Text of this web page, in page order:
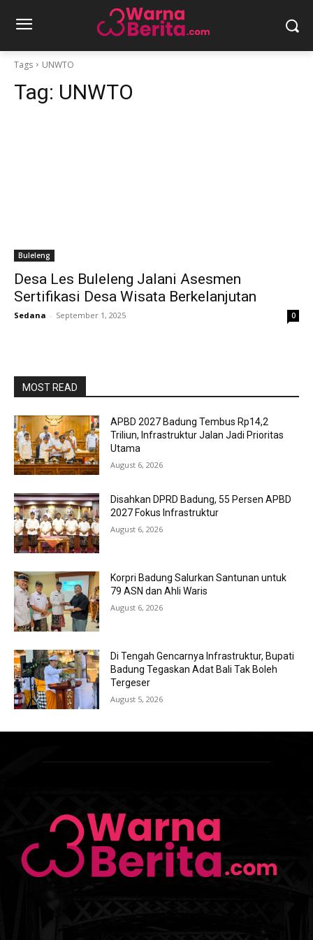
Tags UNWTO
Tag: UNWTO
Buleleng
Desa Les Buleleng Jalani Asesmen
Sertifikasi Desa Wisata Berkelanjutan
Sedana - September 1, 2025 0
MOST READ
APBD 2027 Badung Tembus Rp14,2
Triliun, Infrastruktur Jalan Jadi Prioritas
Utama
August 6, 2026
Disahkan DPRD Badung, 55 Persen APBD
2027 Fokus Infrastruktur
August 6, 2026
Korpri Badung Salurkan Santunan untuk
79 ASN dan Ahli Waris
August 6, 2026
Di Tengah Gencarnya Infrastruktur, Bupati
Badung Tegaskan Adat Bali Tak Boleh
Tergeser
August 5, 2026